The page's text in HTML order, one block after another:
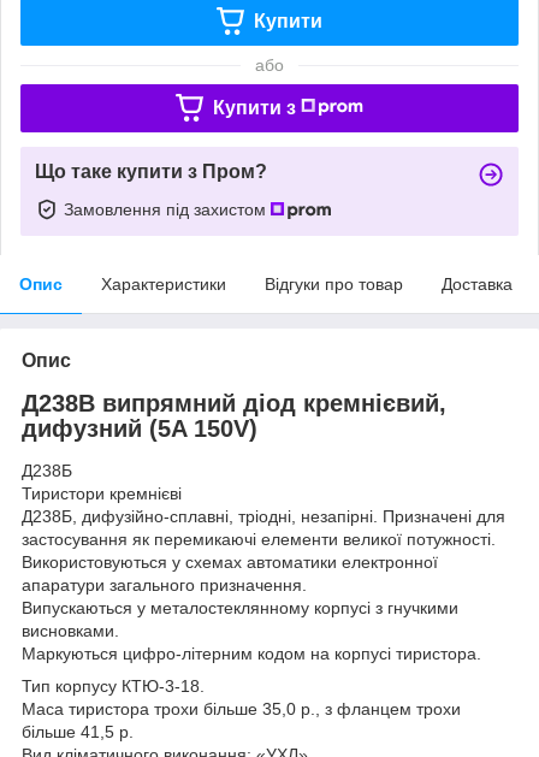
Купити
або
Купити з
Що таке купити з Пром?
Замовлення під захистом
Опис Характеристики Відгуки про товар Доставка
Опис
Д238В випрямний діод кремнієвий,
дифузний (5A 150V)
Д238Б
Тиристори кремнієві
Д238Б, дифузійно-сплавні, тріодні, незапірні. Призначені для
застосування як перемикаючі елементи великої потужності.
Використовуються у схемах автоматики електронної
апаратури загального призначення.
Випускаються у металостеклянному корпусі з гнучкими
висновками.
Маркуються цифро-літерним кодом на корпусі тиристора.
Тип корпусу КТЮ-3-18.
Маса тиристора трохи більше 35,0 р., з фланцем трохи
більше 41,5 р.